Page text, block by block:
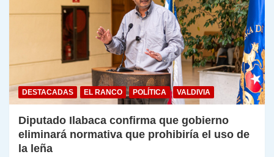
DESTACADAS EL RANCO POLÍTICA VALDIVIA
Diputado Ilabaca confirma que gobierno
eliminará normativa que prohibiría el uso de
la leña